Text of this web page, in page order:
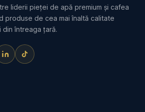
liderii pieței de apă premium și cafea
produse de cea mai înaltă calitate
întreaga țară.